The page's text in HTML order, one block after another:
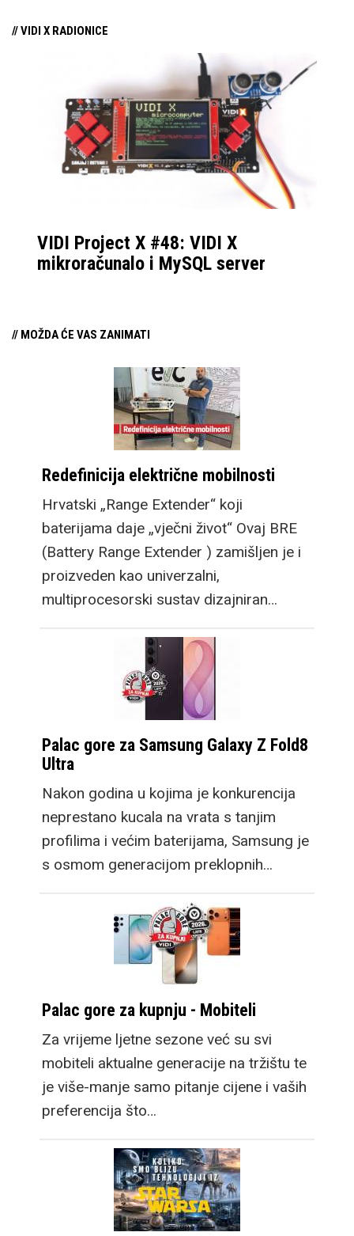
// VIDI X RADIONICE
VIDI Project X #48: VIDI X
mikroračunalo i MySQL server
// MOŽDA ĆE VAS ZANIMATI
Redefinicija električne mobilnosti
Hrvatski „Range Extender“ koji
baterijama daje „vječni život“ Ovaj BRE
(Battery Range Extender ) zamišljen je i
proizveden kao univerzalni,
multiprocesorski sustav dizajniran…
Palac gore za Samsung Galaxy Z Fold8
Ultra
Nakon godina u kojima je konkurencija
neprestano kucala na vrata s tanjim
profilima i većim baterijama, Samsung je
s osmom generacijom preklopnih…
Palac gore za kupnju - Mobiteli
Za vrijeme ljetne sezone već su svi
mobiteli aktualne generacije na tržištu te
je više-manje samo pitanje cijene i vaših
preferencija što…